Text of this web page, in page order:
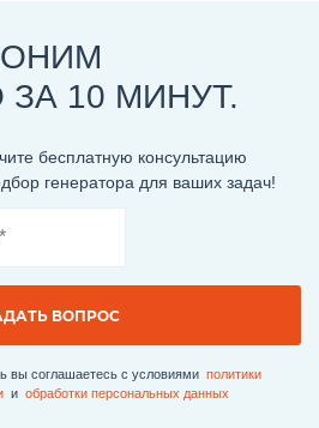
10 МИНУТ.
бесплатную консультацию
генератора для ваших задач!
вы соглашаетесь с условиями политики
и обработки персональных данныx